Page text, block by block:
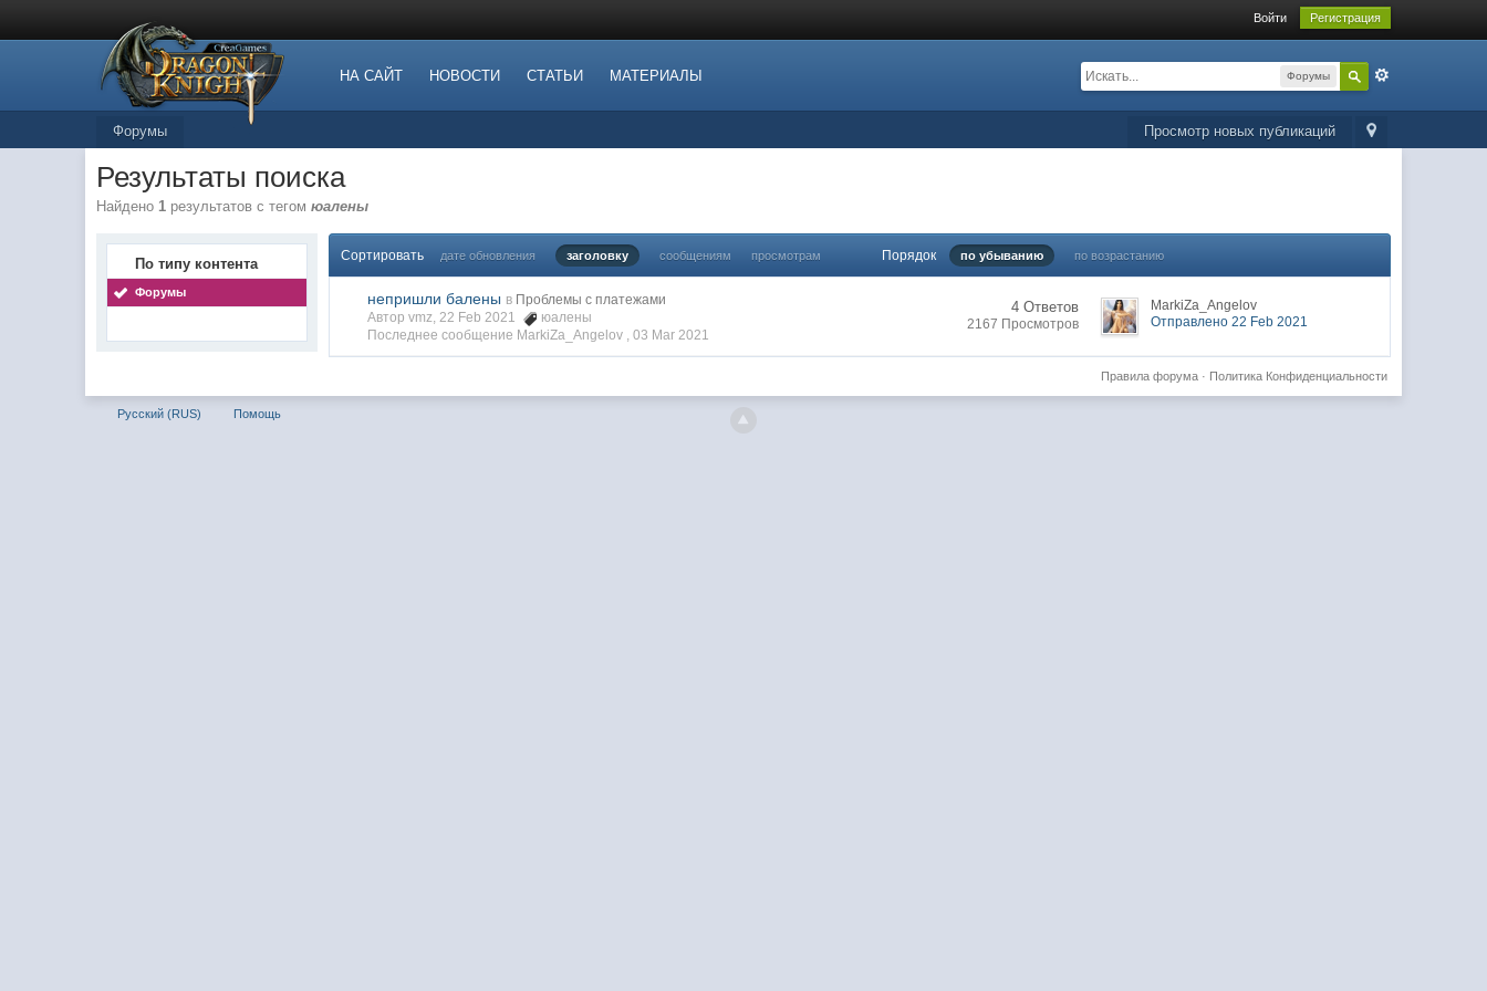
Войти Регистрация
НА САЙТ НОВОСТИ СТАТЬИ МАТЕРИАЛЫ Форумы
Просмотр новых публикаций
Форумы
Результаты поиска
Найдено1 результатов с тегомюалены
По типу контента
Форумы
Сортировать дате обновления заголовку сообщениям просмотрам Порядок по убыванию по возрастанию
непришли балены в Проблемы с платежами
Автор vmz, 22 Feb 2021
юалены
Последнее сообщение MarkiZa_Angelov ,03 Mar 2021
4 Ответов
2167 Просмотров
MarkiZa_Angelov
Отправлено 22 Feb 2021
Политика Конфиденциальности
Правила форума·
Русский (RUS) Помощь